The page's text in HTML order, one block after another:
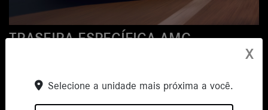
TRASEIRA ESPECÍFICA AMG
LED, duas ponteiras de escapes trapezoidais duplas com flutuação
X
Selecione a unidade mais próxima a você.